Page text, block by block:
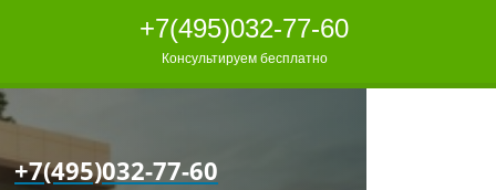
+7(495)032-77-60
Консультируем бесплатно
+7(495)032-77-60